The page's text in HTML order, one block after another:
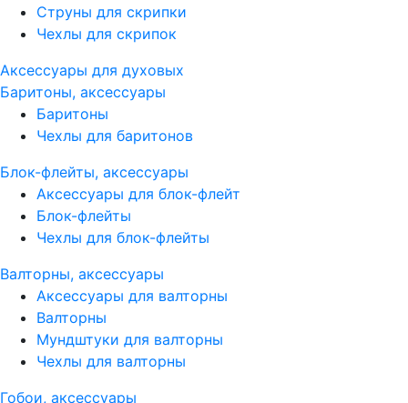
Струны для скрипки
Чехлы для скрипок
Аксессуары для духовых
Баритоны, аксессуары
Баритоны
Чехлы для баритонов
Блок-флейты, аксессуары
Аксессуары для блок-флейт
Блок-флейты
Чехлы для блок-флейты
Валторны, аксессуары
Аксессуары для валторны
Валторны
Мундштуки для валторны
Чехлы для валторны
Гобои, аксессуары